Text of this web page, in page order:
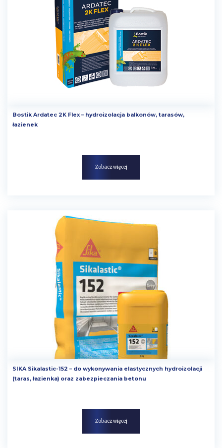
Bostik Ardatec 2K Flex – hydroizolacja balkonów, tarasów,
łazienek
Zobacz więcej
SIKA Sikalastic-152 – do wykonywania elastycznych hydroizolacji
(taras, łazienka) oraz zabezpieczania betonu
Zobacz więcej